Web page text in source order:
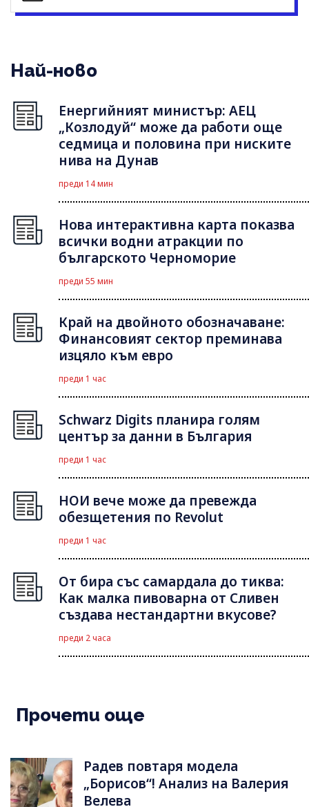
Най-ново
Енергийният министър: АЕЦ
„Козлодуй“ може да работи още
седмица и половина при ниските
нива на Дунав
преди 14 мин
Нова интерактивна карта показва
всички водни атракции по
българското Черноморие
преди 55 мин
Край на двойното обозначаване:
Финансовият сектор преминава
изцяло към евро
преди 1 час
Schwarz Digits планира голям
център за данни в България
преди 1 час
НОИ вече може да превежда
обезщетения по Revolut
преди 1 час
От бира със самардала до тиква:
Как малка пивоварна от Сливен
създава нестандартни вкусове?
преди 2 часа
Прочети още
Радев повтаря модела
„Борисов“! Анализ на Валерия
Велева